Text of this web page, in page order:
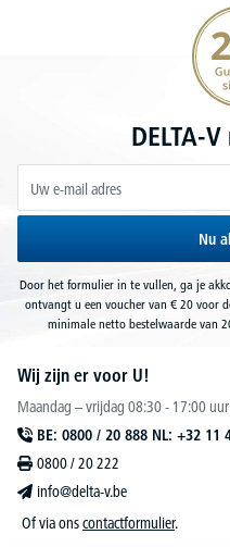
20€
DELTA-
Nu
Door het formulier in te vullen, ga je
ontvangt u een voucher van € 20 voor
minimale netto bestelwaarde van
Wij zijn er voor U!
Maandag – vrijdag 08:30 - 17:00 uur
BE: 0800 / 20 888 NL: +32 11
0800 / 20 222
info@delta-v.be
Of via onscontactformulier.